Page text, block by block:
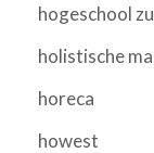
hogeschool
holistische
horeca
howest